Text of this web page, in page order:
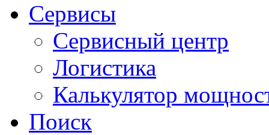
Сервисы
Сервисный центр
Логистика
Калькулятор
Поиск